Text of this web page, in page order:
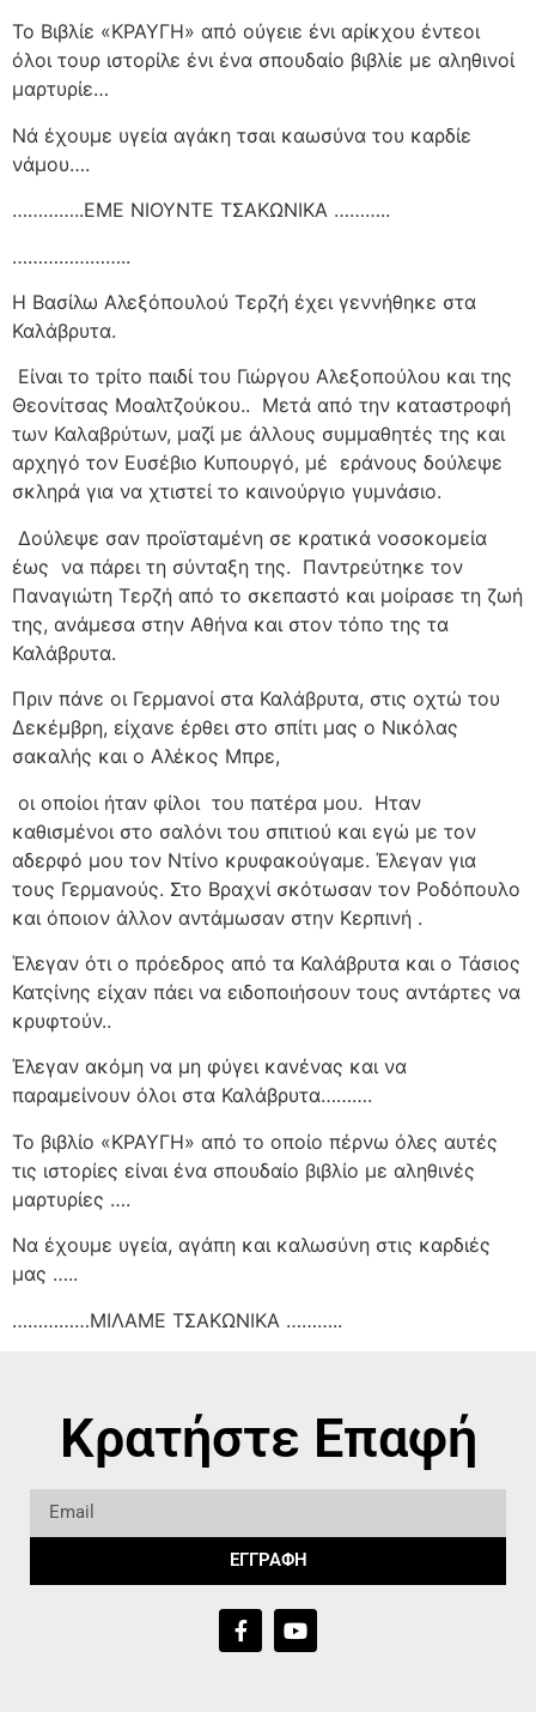
Το Βιβλίε «ΚΡΑΥΓΗ» από ούγειε ένι αρίκχου έντεοι
όλοι τουρ ιστορίλε ένι ένα σπουδαίο βιβλίε με αληθινοί
μαρτυρίε…
Νά έχουμε υγεία αγάκη τσαι καωσύνα του καρδίε
νάμου….
…………..ΕΜΕ ΝΙΟΥΝΤΕ ΤΣΑΚΩΝΙΚΑ ………..
…………………..
Η Βασίλω Αλεξόπουλού Τερζή έχει γεννήθηκε στα
Καλάβρυτα.
Είναι το τρίτο παιδί του Γιώργου Αλεξοπούλου και της
Θεονίτσας Μοαλτζούκου.. Μετά από την καταστροφή
των Καλαβρύτων, μαζί με άλλους συμμαθητές της και
αρχηγό τον Ευσέβιο Κυπουργό, μέ εράνους δούλεψε
σκληρά για να χτιστεί το καινούργιο γυμνάσιο.
Δούλεψε σαν προϊσταμένη σε κρατικά νοσοκομεία
έως να πάρει τη σύνταξη της. Παντρεύτηκε τον
Παναγιώτη Τερζή από το σκεπαστό και μοίρασε τη ζωή
της, ανάμεσα στην Αθήνα και στον τόπο της τα
Καλάβρυτα.
Πριν πάνε οι Γερμανοί στα Καλάβρυτα, στις οχτώ του
Δεκέμβρη, είχανε έρθει στο σπίτι μας ο Νικόλας
σακαλής και ο Αλέκος Μπρε,
οι οποίοι ήταν φίλοι του πατέρα μου. Ηταν
καθισμένοι στο σαλόνι του σπιτιού και εγώ με τον
αδερφό μου τον Ντίνο κρυφακούγαμε. Έλεγαν για
τους Γερμανούς. Στο Βραχνί σκότωσαν τον Ροδόπουλο
και όποιον άλλον αντάμωσαν στην Κερπινή .
Έλεγαν ότι ο πρόεδρος από τα Καλάβρυτα και ο Τάσιος
Κατςίνης είχαν πάει να ειδοποιήσουν τους αντάρτες να
κρυφτούν..
Έλεγαν ακόμη να μη φύγει κανένας και να
παραμείνουν όλοι στα Καλάβρυτα……….
Το βιβλίο «ΚΡΑΥΓΗ» από το οποίο πέρνω όλες αυτές
τις ιστορίες είναι ένα σπουδαίο βιβλίο με αληθινές
μαρτυρίες ….
Να έχουμε υγεία, αγάπη και καλωσύνη στις καρδιές
μας …..
……………ΜΙΛΑΜΕ ΤΣΑΚΩΝΙΚΑ ………..
Κρατήστε Επαφή
ΕΓΓΡΑΦΗ